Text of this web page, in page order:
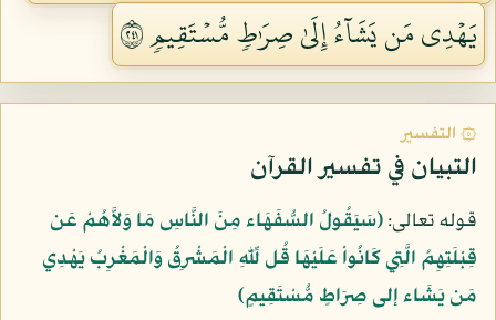
يَهۡدِي مَن يَشَآءُ إِلَىٰ صِرَٰطٖ مُّسۡتَقِيمٖ ١٤٢
۞ التفسير
التبيان في تفسير القرآن
قوله تعالى:﴿سَيَقُولُ السُّفَهَاء مِنَ النَّاسِ مَا وَلاَّهُمْ عَن
قِبْلَتِهِمُ الَّتِي كَانُواْ عَلَيْهَا قُل لِّلّهِ الْمَشْرِقُ وَالْمَغْرِبُ يَهْدِي
مَن يَشَاء إلى صِرَاطٍ مُّسْتَقِيمٍ﴾